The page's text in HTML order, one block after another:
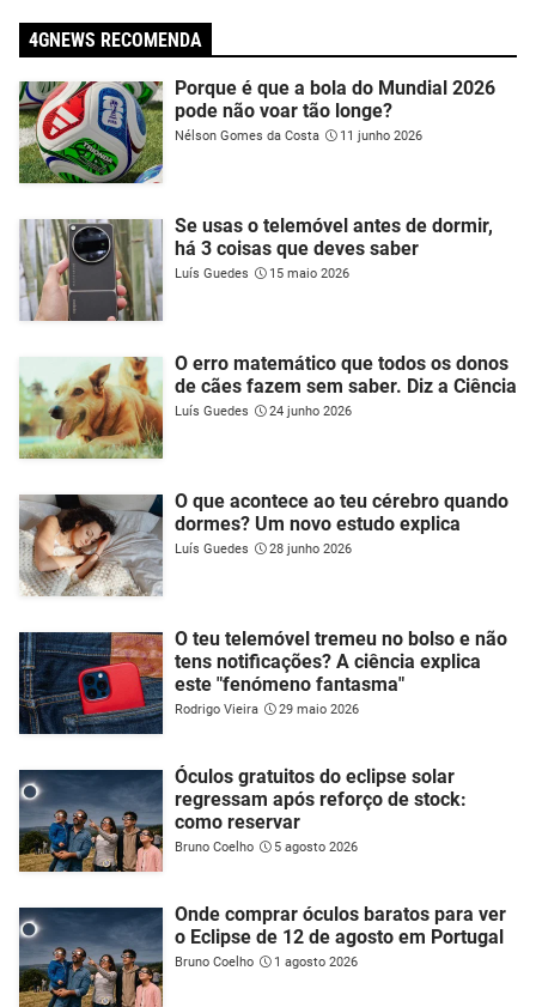
4GNEWS RECOMENDA
Porque é que a bola do Mundial 2026
pode não voar tão longe?
Nélson Gomes da Costa 11 junho 2026
Se usas o telemóvel antes de dormir,
há 3 coisas que deves saber
Luís Guedes 15 maio 2026
O erro matemático que todos os donos
de cães fazem sem saber. Diz a Ciência
Luís Guedes 24 junho 2026
O que acontece ao teu cérebro quando
dormes? Um novo estudo explica
Luís Guedes 28 junho 2026
O teu telemóvel tremeu no bolso e não
tens notificações? A ciência explica
este "fenómeno fantasma"
Rodrigo Vieira 29 maio 2026
Óculos gratuitos do eclipse solar
regressam após reforço de stock:
como reservar
Bruno Coelho 5 agosto 2026
Onde comprar óculos baratos para ver
o Eclipse de 12 de agosto em Portugal
Bruno Coelho 1 agosto 2026